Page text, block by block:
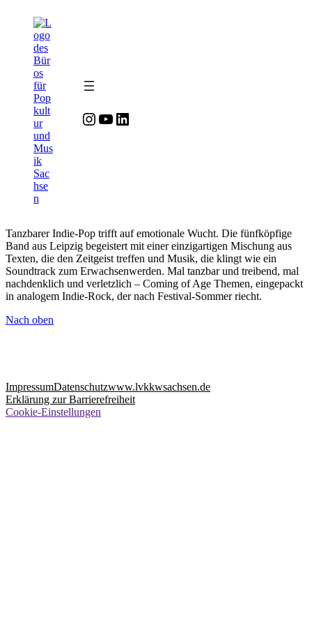
springen
springen
Instagram YouTube LinkedIn
Tanzbarer Indie-Pop trifft auf emotionale Wucht. Die fünfköpfige
Band aus Leipzig begeistert mit einer einzigartigen Mischung aus
Texten, die den Zeitgeist treffen und Musik, die klingt wie ein
Soundtrack zum Erwachsenwerden. Mal tanzbar und treibend, mal
nachdenklich und verletzlich – Coming of Age Themen, eingepackt
in analogem Indie-Rock, der nach Festival-Sommer riecht.
Nach oben
ImpressumDatenschutzwww.lvkkwsachsen.de
Erklärung zur Barrierefreiheit
Cookie-Einstellungen